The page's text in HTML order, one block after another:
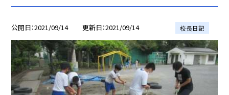
公開日 2021/09/14 更新日 2021/09/14 校長日記